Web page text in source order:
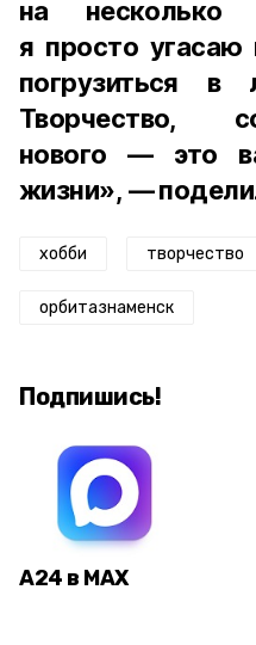
на несколько
я просто
погрузиться в
Творчество,
нового — это
жизни», —
хобби творчество
орбитазнаменск
Подпишись!
А24 в MAX